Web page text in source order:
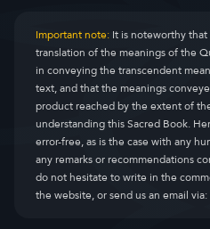
Important note:It is noteworthy
translation of the meanings of the
in conveying the transcendent
text, and that the meanings
product reached by the extent of
understanding this Sacred Book.
error-free, as is the case with any
any remarks or recommendations
do not hesitate to write in the
the website, or send us an email via: